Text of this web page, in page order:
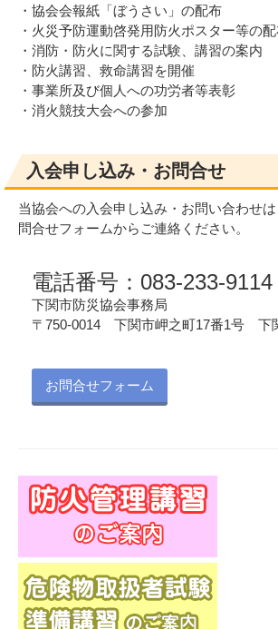
・協会会報紙「ぼうさい」の配布
・火災予防運動啓発用防火ポスター等の
・消防・防火に関する試験、講習の案内
・防火講習、救命講習を開催
・事業所及び個人への功労者等表彰
・消火競技大会への参加
入会申し込み・お問合せ
当協会への入会申し込み・お問い合わせ
問合せフォームからご連絡ください。
電話番号：083-233-9114
下関市防災協会事務局
〒750-0014 下関市岬之町17番1号 下
お問合せフォーム